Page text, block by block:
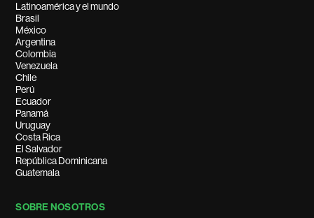
Latinoamérica y el mundo
Brasil
México
Argentina
Colombia
Venezuela
Chile
Perú
Ecuador
Panamá
Uruguay
Costa Rica
El Salvador
República Dominicana
Guatemala
SOBRE NOSOTROS